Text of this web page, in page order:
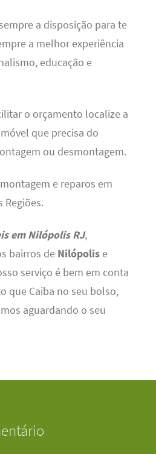
a disposição para te
a melhor experiência
educação e
o orçamento localize a
que precisa do
ou desmontagem.
e reparos em
Regiões.
em Nilópolis RJ,
bairros de Nilópolise
serviço é bem em conta
que Caiba no seu bolso,
aguardando o seu